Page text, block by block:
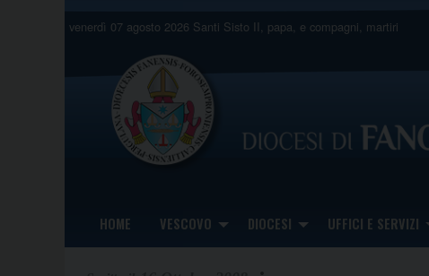
venerdì 07 agosto 2026 Santi Sisto II, papa, e compagni, martiri
HOME VESCOVO DIOCESI UFFICI E SERVIZI